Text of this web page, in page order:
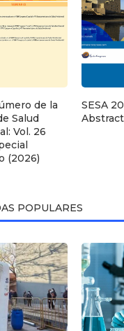
de la
Salud
Vol. 26
(2026)
SESA
POPULARES